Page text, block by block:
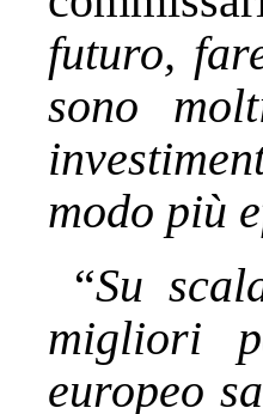
futuro,
sono
modo più
“Su
migliori
europeo